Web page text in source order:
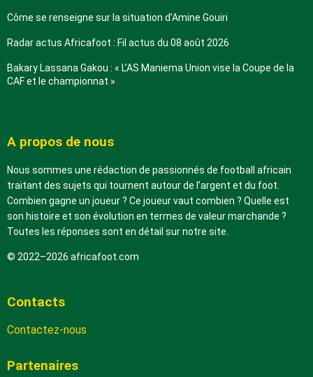
Côme se renseigne sur la situation d’Amine Gouiri
Radar actus Africafoot : Fil actus du 08 août 2026
Bakary Lassana Gakou : « L’AS Maniema Union vise la Coupe de la
CAF et le championnat »
A propos de nous
Nous sommes une rédaction de passionnés de football africain
traitant des sujets qui tournent autour de l’argent et du foot.
Combien gagne un joueur ? Ce joueur vaut combien ? Quelle est
son histoire et son évolution en termes de valeur marchande ?
Toutes les réponses sont en détail sur notre site.
© 2022–2026 africafoot.com
Contacts
Contactez-nous
Partenaires